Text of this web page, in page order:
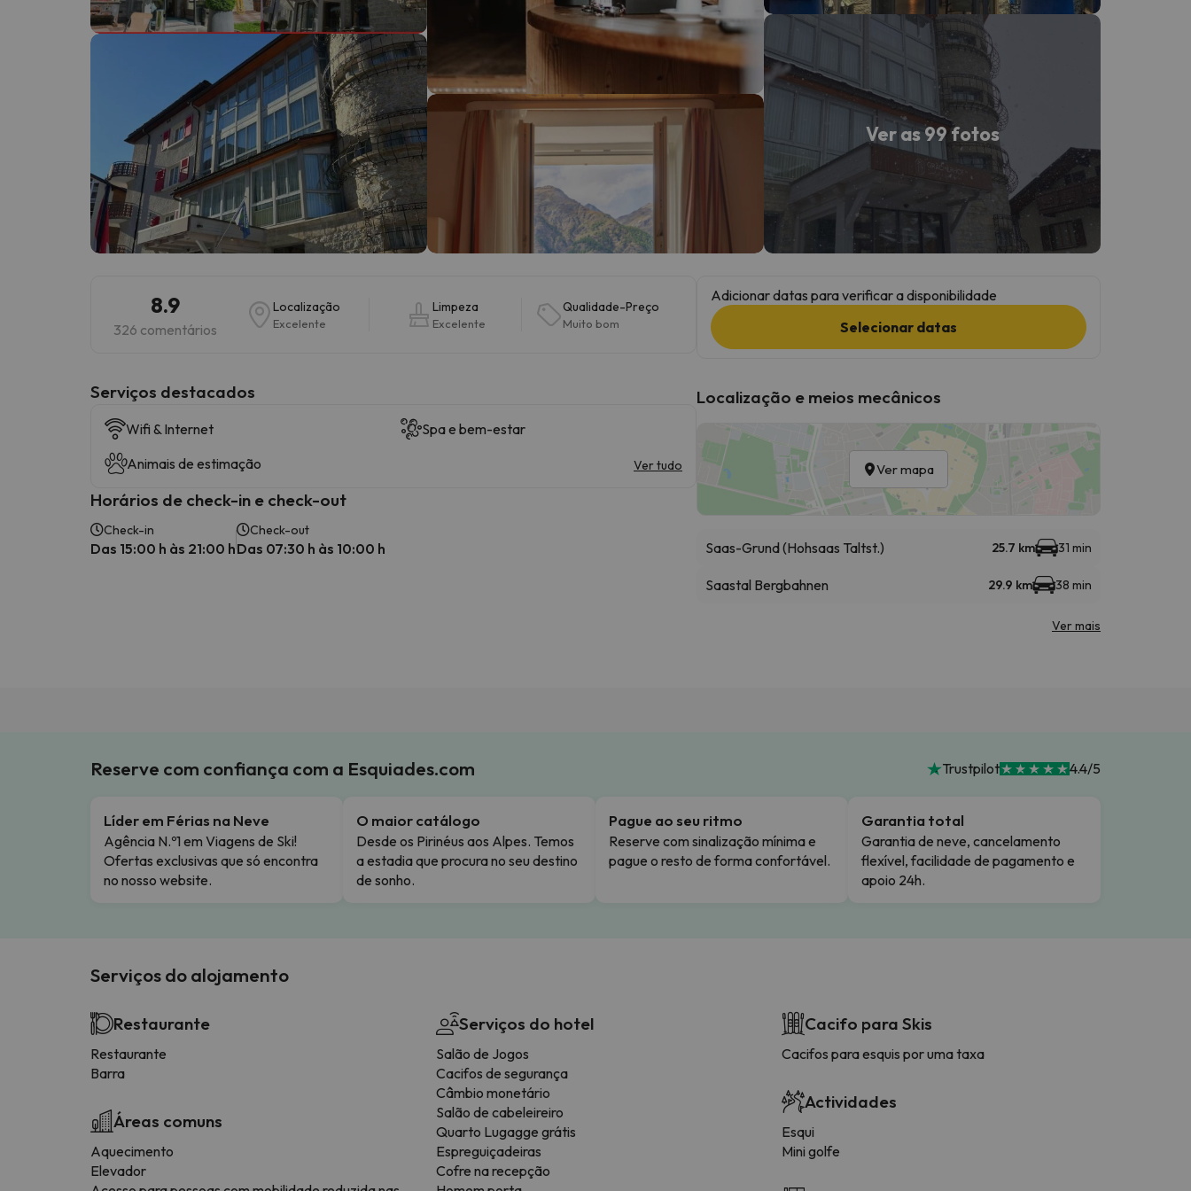
Bem, parece que o nosso Seeker perdeu o seu caminho. Assim que encontrar a sua bússola, estará de volta.
Ver as 99 fotos
8.9
326 comentários
Localização
Excelente
Limpeza
Excelente
Qualidade-Preço
Muito bom
Serviços destacados
Wifi & Internet
Spa e bem-estar
Animais de estimação
Ver tudo
Horários de check-in e check-out
Check-in
Das 15:00 h às 21:00 h
Check-out
Das 07:30 h às 10:00 h
Adicionar datas para verificar a disponibilidade
Selecionar datas
Localização e meios mecânicos
Ver mapa
Saas-Grund (Hohsaas Taltst.) 25.7 km 31 min
Saastal Bergbahnen 29.9 km 38 min
Ver mais
Reserve com confiança com a Esquiades.com Trustpilot 4.4/5
Líder em Férias na Neve
Agência N.º1 em Viagens de Ski!
Ofertas exclusivas que só encontra
no nosso website.
O maior catálogo
Desde os Pirinéus aos Alpes. Temos
a estadia que procura no seu destino
de sonho.
Pague ao seu ritmo
Reserve com sinalização mínima e
pague o resto de forma confortável.
Garantia total
Garantia de neve, cancelamento
flexível, facilidade de pagamento e
apoio 24h.
Serviços do alojamento
Restaurante
Restaurante
Barra
Áreas comuns
Aquecimento
Elevador
Serviços do hotel
Salão de Jogos
Cacifos de segurança
Câmbio monetário
Salão de cabeleireiro
Quarto Lugagge grátis
Espreguiçadeiras
Cofre na recepção
Cacifo para Skis
Cacifos para esquis por uma taxa
Actividades
Esqui
Mini golfe